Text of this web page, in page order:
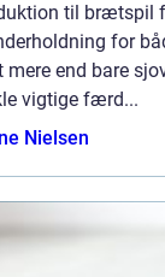
til brætspil
for
mere end bare
vigtige færd...
Nielsen